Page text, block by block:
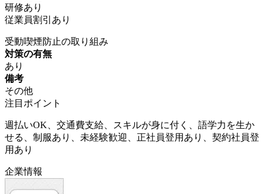
研修あり
従業員割引あり
受動喫煙防止の取り組み
対策の有無
あり
備考
その他
注目ポイント
週払いOK、交通費支給、スキルが身に付く、語学力を生か
せる、制服あり、未経験歓迎、正社員登用あり、契約社員登
用あり
企業情報